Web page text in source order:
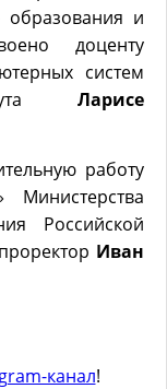
образования и
доценту
систем
Ларисе
работу
Министерства
Российской
Иван
канал!